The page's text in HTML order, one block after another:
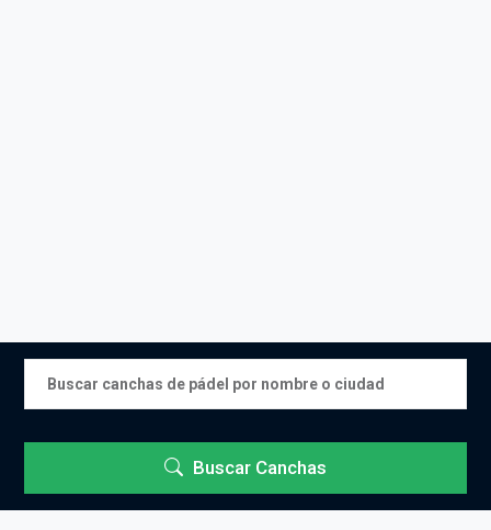
Buscar Canchas